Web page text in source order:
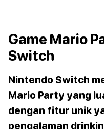
Game Mario
Switch
Nintendo Switch
Mario Party yang
dengan fitur unik
pengalaman